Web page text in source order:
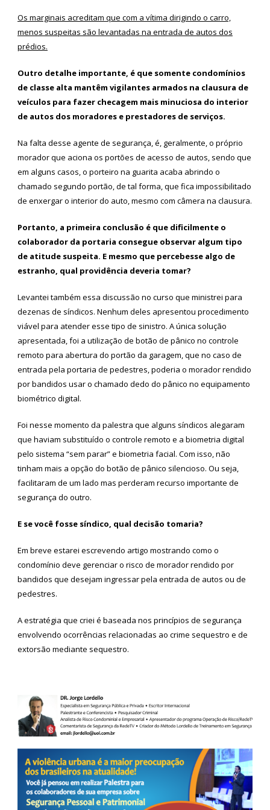
Os marginais acreditam que com a vítima dirigindo o carro,
menos suspeitas são levantadas na entrada de autos dos
prédios.
Outro detalhe importante, é que somente condomínios
de classe alta mantêm vigilantes armados na clausura de
veículos para fazer checagem mais minuciosa do interior
de autos dos moradores e prestadores de serviços.
Na falta desse agente de segurança, é, geralmente, o próprio
morador que aciona os portões de acesso de autos, sendo que
em alguns casos, o porteiro na guarita acaba abrindo o
chamado segundo portão, de tal forma, que fica impossibilitado
de enxergar o interior do auto, mesmo com câmera na clausura.
Portanto, a primeira conclusão é que dificilmente o
colaborador da portaria consegue observar algum tipo
de atitude suspeita. E mesmo que percebesse algo de
estranho, qual providência deveria tomar?
Levantei também essa discussão no curso que ministrei para
dezenas de síndicos. Nenhum deles apresentou procedimento
viável para atender esse tipo de sinistro. A única solução
apresentada, foi a utilização de botão de pânico no controle
remoto para abertura do portão da garagem, que no caso de
entrada pela portaria de pedestres, poderia o morador rendido
por bandidos usar o chamado dedo do pânico no equipamento
biométrico digital.
Foi nesse momento da palestra que alguns síndicos alegaram
que haviam substituído o controle remoto e a biometria digital
pelo sistema “sem parar” e biometria facial. Com isso, não
tinham mais a opção do botão de pânico silencioso. Ou seja,
facilitaram de um lado mas perderam recurso importante de
segurança do outro.
E se você fosse síndico, qual decisão tomaria?
Em breve estarei escrevendo artigo mostrando como o
condomínio deve gerenciar o risco de morador rendido por
bandidos que desejam ingressar pela entrada de autos ou de
pedestres.
A estratégia que criei é baseada nos princípios de segurança
envolvendo ocorrências relacionadas ao crime sequestro e de
extorsão mediante sequestro.